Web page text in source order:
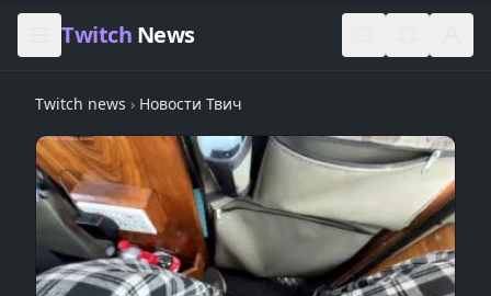
Skip to content
Twitch News
Twitch news › Новости Твич